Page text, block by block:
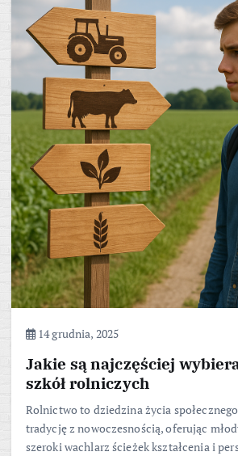
14 grudnia, 2025
Jakie są najczęściej
szkół rolniczych
Rolnictwo to dziedzina życia
tradycję z nowoczesnością, oferując
szeroki wachlarz ścieżek kształcenia i